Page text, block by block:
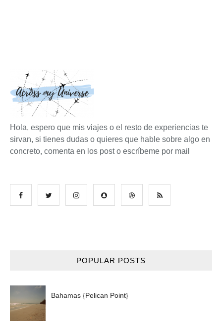
Hola, espero que mis viajes o el resto de experiencias te
sirvan, si tienes dudas o quieres que hable sobre algo en
concreto, comenta en los post o escríbeme por mail
POPULAR POSTS
Bahamas {Pelican Point}